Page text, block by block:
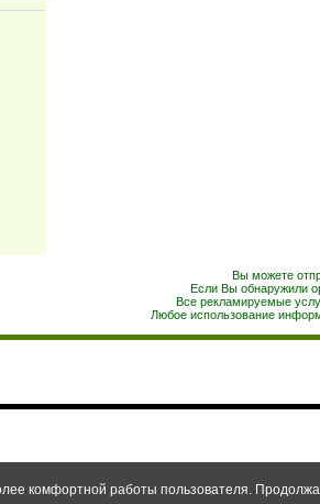
Вы можете
Если Вы обнаружили
Все рекламируемые
Любое использование
комфортной работы пользователя.